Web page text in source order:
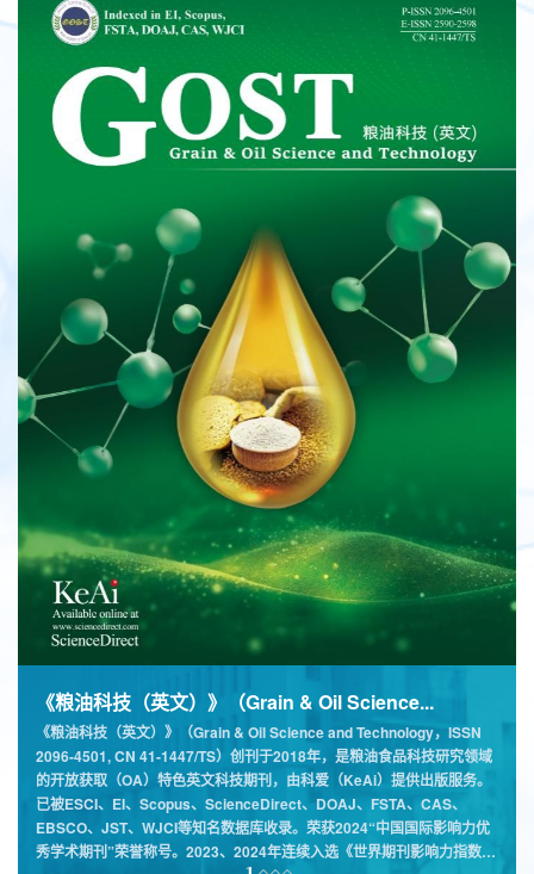
学报微信公众号
为进一步有效提升期刊影响力，增强编读交流互动，为学报展示优秀学术
成果，传播先进学术文化，以优化办刊策略、搭建学术交流平台、创新期
刊传播渠道、完善学报服务体系，学报编辑部创建微信公众号。“河南工
业大学学报编辑部微信公众号”目前开通“自科版”“社科版”“英刊”三个栏
目，下设“期刊简介”“电子期刊”“期刊动态”“专家风采”等子栏目。 欢迎扫
码添加关注！